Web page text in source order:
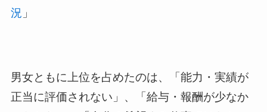
況 」
男女ともに上位を占めたのは、「能力・実績が
正当に評価されない」、「給与・報酬が少なか